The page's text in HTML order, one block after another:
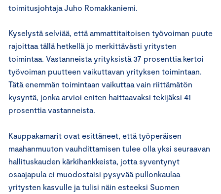
toimitusjohtaja Juho Romakkaniemi.
Kyselystä selviää, että ammattitaitoisen työvoiman puute
rajoittaa tällä hetkellä jo merkittävästi yritysten
toimintaa. Vastanneista yrityksistä 37 prosenttia kertoi
työvoiman puutteen vaikuttavan yrityksen toimintaan.
Tätä enemmän toimintaan vaikuttaa vain riittämätön
kysyntä, jonka arvioi eniten haittaavaksi tekijäksi 41
prosenttia vastanneista.
Kauppakamarit ovat esittäneet, että työperäisen
maahanmuuton vauhdittamisen tulee olla yksi seuraavan
hallituskauden kärkihankkeista, jotta syventynyt
osaajapula ei muodostaisi pysyvää pullonkaulaa
yritysten kasvulle ja tulisi näin esteeksi Suomen